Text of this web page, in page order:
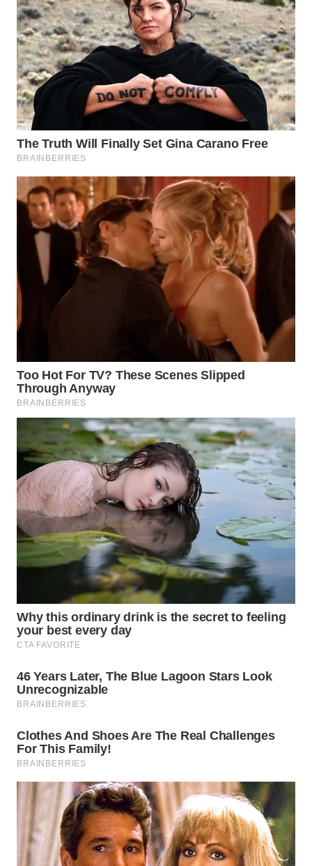
WN
KEPULAUAN
SERIBU
TANGERANG
WN
BINJAI
WN
CIREBON
INDRAMAYU
WN
MAJALENGKA
WN
SUBANG
WN
SUKABUMI
WN
PURWAKARTA
WN
WN
SEMARANG
WN
SOLO
WN
BOROBUDUR
WN
MADURA
WN
SURABAYA